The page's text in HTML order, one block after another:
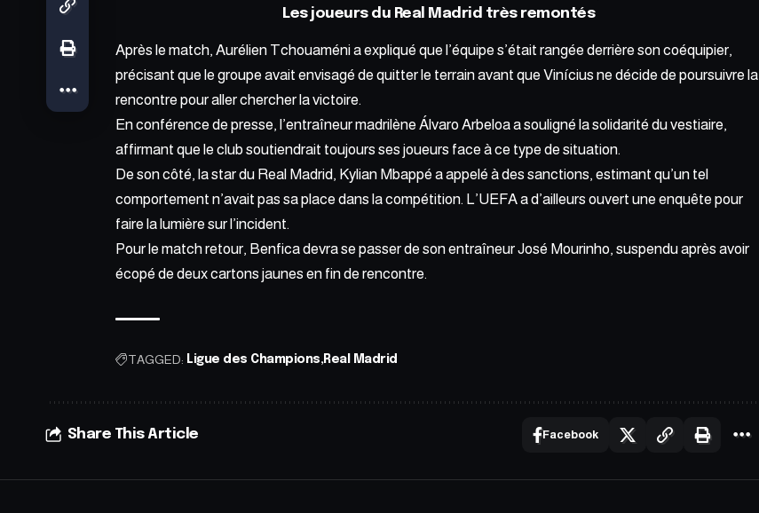
Les joueurs du Real Madrid très remontés
Après le match, Aurélien Tchouaméni a expliqué que l’équipe s’était rangée derrière son coéquipier,
précisant que le groupe avait envisagé de quitter le terrain avant que Vinícius ne décide de poursuivre la
rencontre pour aller chercher la victoire.
En conférence de presse, l’entraîneur madrilène Álvaro Arbeloa a souligné la solidarité du vestiaire,
affirmant que le club soutiendrait toujours ses joueurs face à ce type de situation.
De son côté, la star du Real Madrid, Kylian Mbappé a appelé à des sanctions, estimant qu’un tel
comportement n’avait pas sa place dans la compétition. L’UEFA a d’ailleurs ouvert une enquête pour
faire la lumière sur l’incident.
Pour le match retour, Benfica devra se passer de son entraîneur José Mourinho, suspendu après avoir
écopé de deux cartons jaunes en fin de rencontre.
TAGGED: Ligue des Champions Real Madrid
Share This Article Facebook